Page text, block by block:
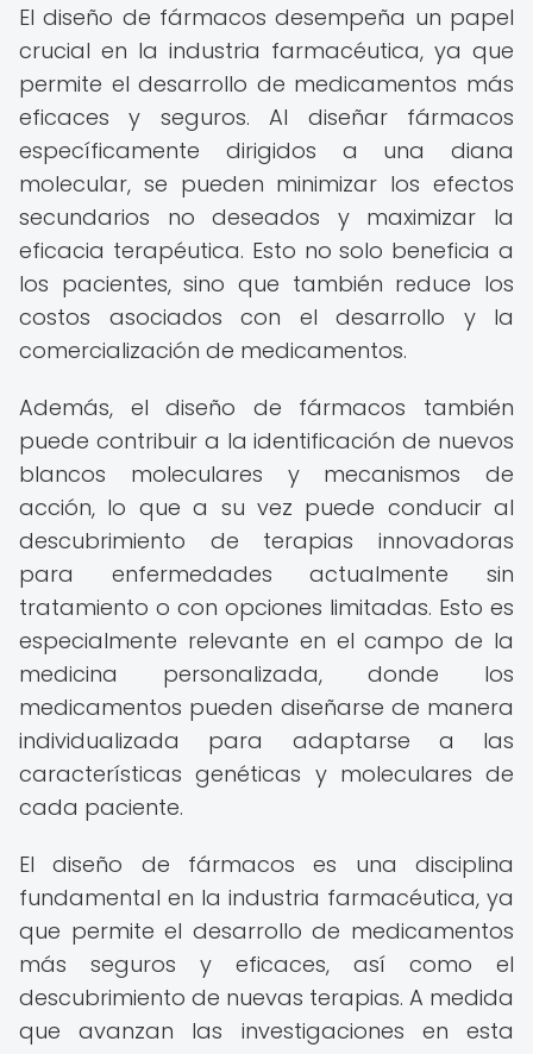
El diseño de fármacos desempeña un papel
crucial en la industria farmacéutica, ya que
permite el desarrollo de medicamentos más
eficaces y seguros. Al diseñar fármacos
específicamente dirigidos a una diana
molecular, se pueden minimizar los efectos
secundarios no deseados y maximizar la
eficacia terapéutica. Esto no solo beneficia a
los pacientes, sino que también reduce los
costos asociados con el desarrollo y la
comercialización de medicamentos.
Además, el diseño de fármacos también
puede contribuir a la identificación de nuevos
blancos moleculares y mecanismos de
acción, lo que a su vez puede conducir al
descubrimiento de terapias innovadoras
para enfermedades actualmente sin
tratamiento o con opciones limitadas. Esto es
especialmente relevante en el campo de la
medicina personalizada, donde los
medicamentos pueden diseñarse de manera
individualizada para adaptarse a las
características genéticas y moleculares de
cada paciente.
El diseño de fármacos es una disciplina
fundamental en la industria farmacéutica, ya
que permite el desarrollo de medicamentos
más seguros y eficaces, así como el
descubrimiento de nuevas terapias. A medida
que avanzan las investigaciones en esta